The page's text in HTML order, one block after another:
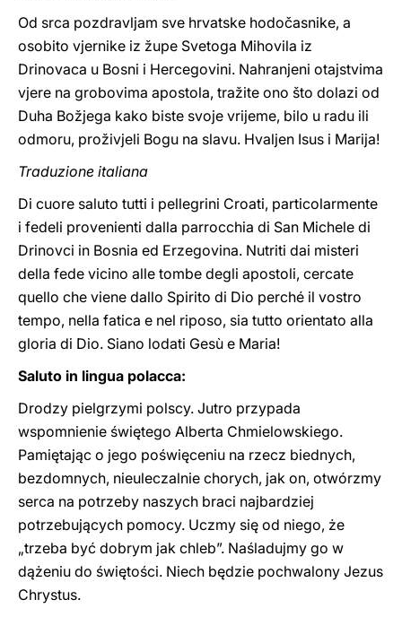
Od srca pozdravljam sve hrvatske hodočasnike, a
osobito vjernike iz župe Svetoga Mihovila iz
Drinovaca u Bosni i Hercegovini. Nahranjeni otajstvima
vjere na grobovima apostola, tražite ono što dolazi od
Duha Božjega kako biste svoje vrijeme, bilo u radu ili
odmoru, proživjeli Bogu na slavu. Hvaljen Isus i Marija!
Traduzione italiana
Di cuore saluto tutti i pellegrini Croati, particolarmente
i fedeli provenienti dalla parrocchia di San Michele di
Drinovci in Bosnia ed Erzegovina. Nutriti dai misteri
della fede vicino alle tombe degli apostoli, cercate
quello che viene dallo Spirito di Dio perché il vostro
tempo, nella fatica e nel riposo, sia tutto orientato alla
gloria di Dio. Siano lodati Gesù e Maria!
Saluto in lingua polacca:
Drodzy pielgrzymi polscy. Jutro przypada
wspomnienie świętego Alberta Chmielowskiego.
Pamiętając o jego poświęceniu na rzecz biednych,
bezdomnych, nieuleczalnie chorych, jak on, otwórzmy
serca na potrzeby naszych braci najbardziej
potrzebujących pomocy. Uczmy się od niego, że
„trzeba być dobrym jak chleb”. Naśladujmy go w
dążeniu do świętości. Niech będzie pochwalony Jezus
Chrystus.